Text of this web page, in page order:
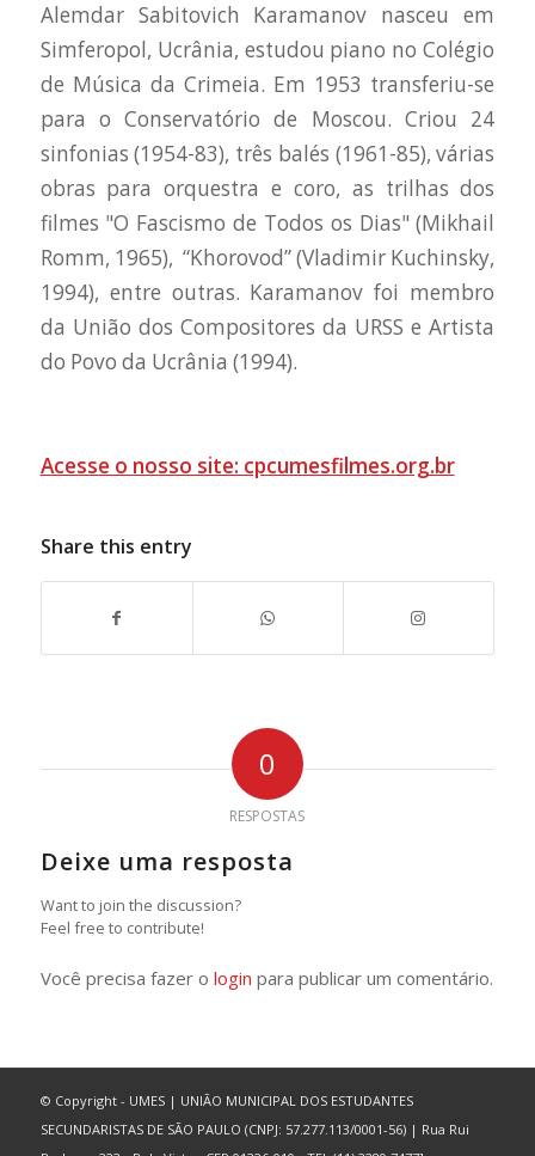
Alemdar Sabitovich Karamanov nasceu em
Simferopol, Ucrânia, estudou piano no Colégio
de Música da Crimeia. Em 1953 transferiu-se
para o Conservatório de Moscou. Criou 24
sinfonias (1954-83), três balés (1961-85), várias
obras para orquestra e coro, as trilhas dos
filmes "O Fascismo de Todos os Dias" (Mikhail
Romm, 1965), “Khorovod” (Vladimir Kuchinsky,
1994), entre outras. Karamanov foi membro
da União dos Compositores da URSS e Artista
do Povo da Ucrânia (1994).
Acesse o nosso site: cpcumesfilmes.org.br
Share this entry
0
RESPOSTAS
Deixe uma resposta
Want to join the discussion?
Feel free to contribute!
Você precisa fazer o login para publicar um comentário.
© Copyright - UMES | UNIÃO MUNICIPAL DOS ESTUDANTES
SECUNDARISTAS DE SÃO PAULO (CNPJ: 57.277.113/0001-56) | Rua Rui